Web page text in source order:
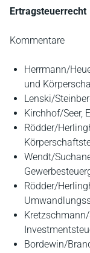
Ertragsteuerrecht
Kommentare
Herrmann/
und
Lenski/
Kirchhof/Seer,
Rödder/
Wendt/
Rödder/
Bordewin/